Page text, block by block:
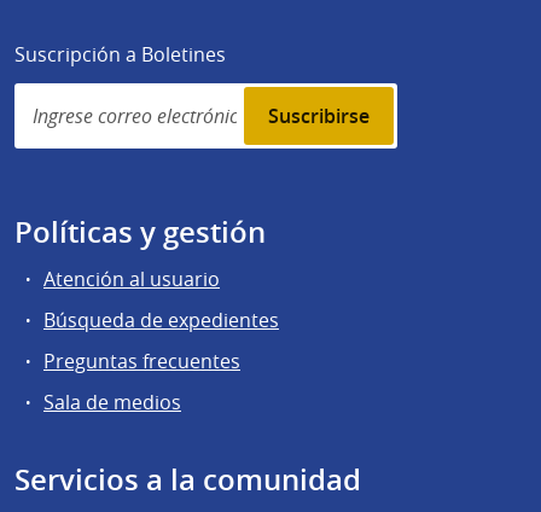
Suscripción a Boletines
Simplenews
subscription
Políticas y gestión
Atención al usuario
Búsqueda de expedientes
Preguntas frecuentes
Sala de medios
Servicios a la comunidad